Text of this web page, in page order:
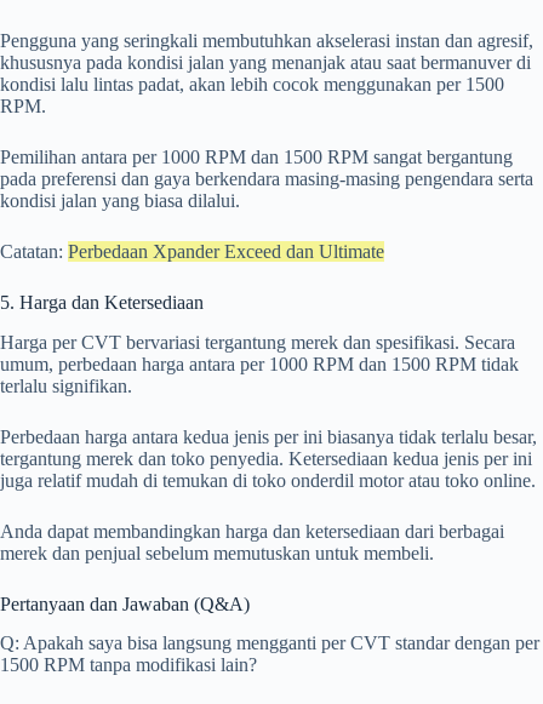
Pengguna yang seringkali membutuhkan akselerasi instan dan agresif,
khususnya pada kondisi jalan yang menanjak atau saat bermanuver di
kondisi lalu lintas padat, akan lebih cocok menggunakan per 1500
RPM.
Pemilihan antara per 1000 RPM dan 1500 RPM sangat bergantung
pada preferensi dan gaya berkendara masing-masing pengendara serta
kondisi jalan yang biasa dilalui.
Catatan: Perbedaan Xpander Exceed dan Ultimate
5. Harga dan Ketersediaan
Harga per CVT bervariasi tergantung merek dan spesifikasi. Secara
umum, perbedaan harga antara per 1000 RPM dan 1500 RPM tidak
terlalu signifikan.
Perbedaan harga antara kedua jenis per ini biasanya tidak terlalu besar,
tergantung merek dan toko penyedia. Ketersediaan kedua jenis per ini
juga relatif mudah di temukan di toko onderdil motor atau toko online.
Anda dapat membandingkan harga dan ketersediaan dari berbagai
merek dan penjual sebelum memutuskan untuk membeli.
Pertanyaan dan Jawaban (Q&A)
Q: Apakah saya bisa langsung mengganti per CVT standar dengan per
1500 RPM tanpa modifikasi lain?